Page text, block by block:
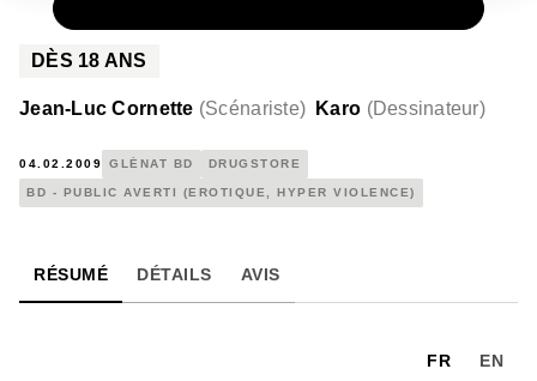
DÈS 18 ANS
Jean-Luc Cornette (Scénariste) Karo (Dessinateur)
04.02.2009 GLÉNAT BD DRUGSTORE
BD - PUBLIC AVERTI (EROTIQUE, HYPER VIOLENCE)
RÉSUMÉ DÉTAILS AVIS
FR EN